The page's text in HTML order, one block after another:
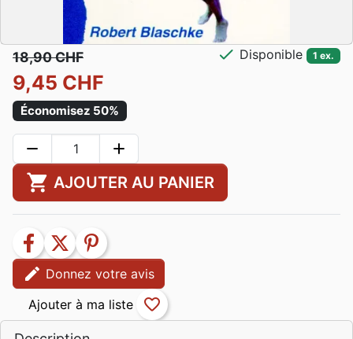
18,90 CHF
9,45 CHF
Économisez 50%
check Disponible 1 ex.
remove add
shopping_cart AJOUTER AU PANIER
facebook twitter
pinterest
edit Donnez votre avis
favorite_border